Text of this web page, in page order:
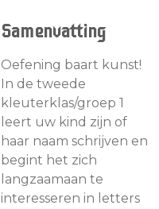
Samenvatting
Oefening baart kunst!
In de tweede
kleuterklas/groep 1
leert uw kind zijn of
haar naam schrijven en
begint het zich
langzaamaan te
interesseren in letters